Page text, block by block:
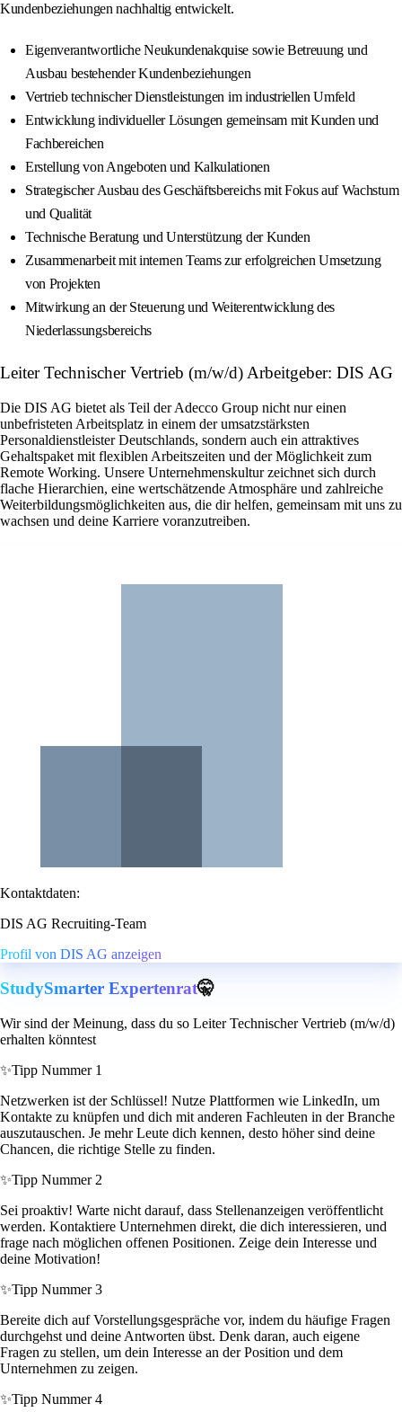
Kundenbeziehungen nachhaltig entwickelt.
Eigenverantwortliche Neukundenakquise sowie Betreuung und
Ausbau bestehender Kundenbeziehungen
Vertrieb technischer Dienstleistungen im industriellen Umfeld
Entwicklung individueller Lösungen gemeinsam mit Kunden und
Fachbereichen
Erstellung von Angeboten und Kalkulationen
Strategischer Ausbau des Geschäftsbereichs mit Fokus auf Wachstum
und Qualität
Technische Beratung und Unterstützung der Kunden
Zusammenarbeit mit internen Teams zur erfolgreichen Umsetzung
von Projekten
Mitwirkung an der Steuerung und Weiterentwicklung des
Niederlassungsbereichs
Leiter Technischer Vertrieb (m/w/d) Arbeitgeber: DIS AG
Die DIS AG bietet als Teil der Adecco Group nicht nur einen
unbefristeten Arbeitsplatz in einem der umsatzstärksten
Personaldienstleister Deutschlands, sondern auch ein attraktives
Gehaltspaket mit flexiblen Arbeitszeiten und der Möglichkeit zum
Remote Working. Unsere Unternehmenskultur zeichnet sich durch
flache Hierarchien, eine wertschätzende Atmosphäre und zahlreiche
Weiterbildungsmöglichkeiten aus, die dir helfen, gemeinsam mit uns zu
wachsen und deine Karriere voranzutreiben.
Kontaktdaten:
DIS AG Recruiting-Team
Profil von DIS AG anzeigen
StudySmarter Expertenrat🤫
Wir sind der Meinung, dass du so Leiter Technischer Vertrieb (m/w/d)
erhalten könntest
✨Tipp Nummer 1
Netzwerken ist der Schlüssel! Nutze Plattformen wie LinkedIn, um
Kontakte zu knüpfen und dich mit anderen Fachleuten in der Branche
auszutauschen. Je mehr Leute dich kennen, desto höher sind deine
Chancen, die richtige Stelle zu finden.
✨Tipp Nummer 2
Sei proaktiv! Warte nicht darauf, dass Stellenanzeigen veröffentlicht
werden. Kontaktiere Unternehmen direkt, die dich interessieren, und
frage nach möglichen offenen Positionen. Zeige dein Interesse und
deine Motivation!
✨Tipp Nummer 3
Bereite dich auf Vorstellungsgespräche vor, indem du häufige Fragen
durchgehst und deine Antworten übst. Denk daran, auch eigene
Fragen zu stellen, um dein Interesse an der Position und dem
Unternehmen zu zeigen.
✨Tipp Nummer 4